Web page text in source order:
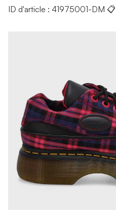
ID d'article : 41975001-DM 📋